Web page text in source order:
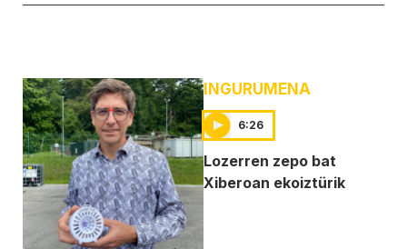
INGURUMENA
6:26
Lozerren zepo bat
Xiberoan ekoiztürik